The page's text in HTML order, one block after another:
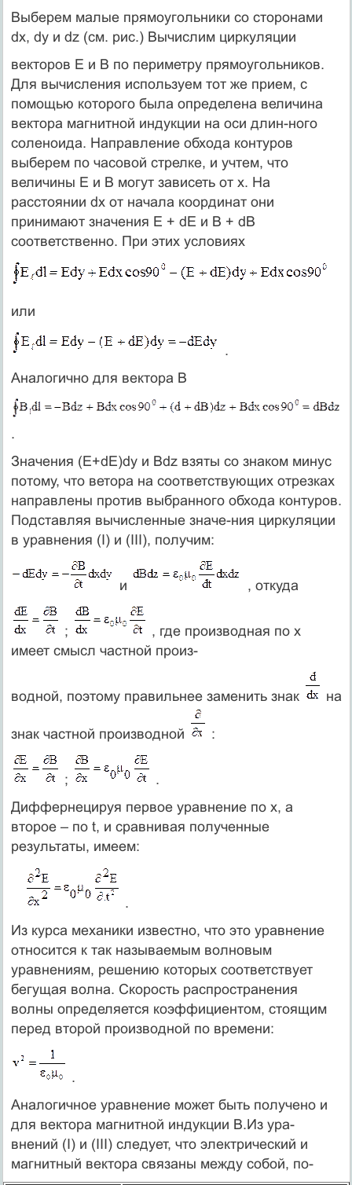
Выберем малые прямоугольники со сторонами
dx, dy и dz (см. рис.) Вычислим циркуляции
векторов Е и В по периметру прямоугольников.
Для вычисления используем тот же прием, с
помощью которого была определена величина
вектора магнитной индукции на оси длин-ного
соленоида. Направление обхода контуров
выберем по часовой стрелке, и учтем, что
величины Е и В могут зависеть от х. На
расстоянии dx от начала координат они
принимают значения Е + dЕ и В + dВ
соответственно. При этих условиях
или
.
Аналогично для вектора В
.
Значения (E+dE)dy и Bdz взяты со знаком минус
потому, что ветора на соответствующих отрезках
направлены против выбранного обхода контуров.
Подставляя вычисленные значе-ния циркуляции
в уравнения (I) и (III), получим:
и , откуда
;
, где производная по х
имеет смысл частной произ-
водной, поэтому правильнее заменить знак на
знак частной производной :
;
.
Диффернецируя первое уравнение по х, а
второе – по t, и сравнивая полученные
результаты, имеем:
.
Из курса механики известно, что это уравнение
относится к так называемым волновым
уравнениям, решению которых соответствует
бегущая волна. Скорость распространения
волны определяется коэффициентом, стоящим
перед второй производной по времени:
.
Аналогичное уравнение может быть получено и
для вектора магнитной индукции В.Из ура-
внений (I) и (III) следует, что электрический и
магнитный вектора связаны между собой, по-